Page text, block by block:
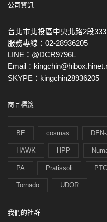
公司資訊
台北市北投區中央北路2段
服務專線：02-28936205
LINE：@DCR9796L
Email：
SKYPE：kingchin28936205
商品標籤
BE cosmas
HAWK HPP
PA Pratissoli PTC
Tornado UDOR
我們的社群